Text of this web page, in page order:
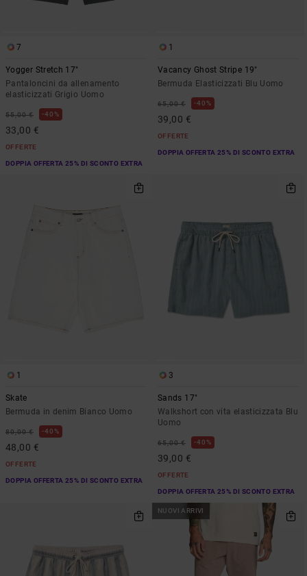
7
Yogger Stretch 17"
Pantaloncini da allenamento
elasticizzati Grigio Uomo
55,00 € 40%
33,00 €
OFFERTE
DOPPIA OFFERTA 25% DI SCONTO EXTRA
1
Vacancy Ghost Stripe 19"
Bermuda Elasticizzati Blu Uomo
65,00 € 40%
39,00 €
OFFERTE
DOPPIA OFFERTA 25% DI SCONTO EXTRA
1
Skate
Bermuda in denim Bianco Uomo
80,00 € 40%
48,00 €
OFFERTE
DOPPIA OFFERTA 25% DI SCONTO EXTRA
3
Sands 17"
Walkshort con vita elasticizzata Blu
Uomo
65,00 € 40%
39,00 €
OFFERTE
DOPPIA OFFERTA 25% DI SCONTO EXTRA
NUOVI ARRIVI